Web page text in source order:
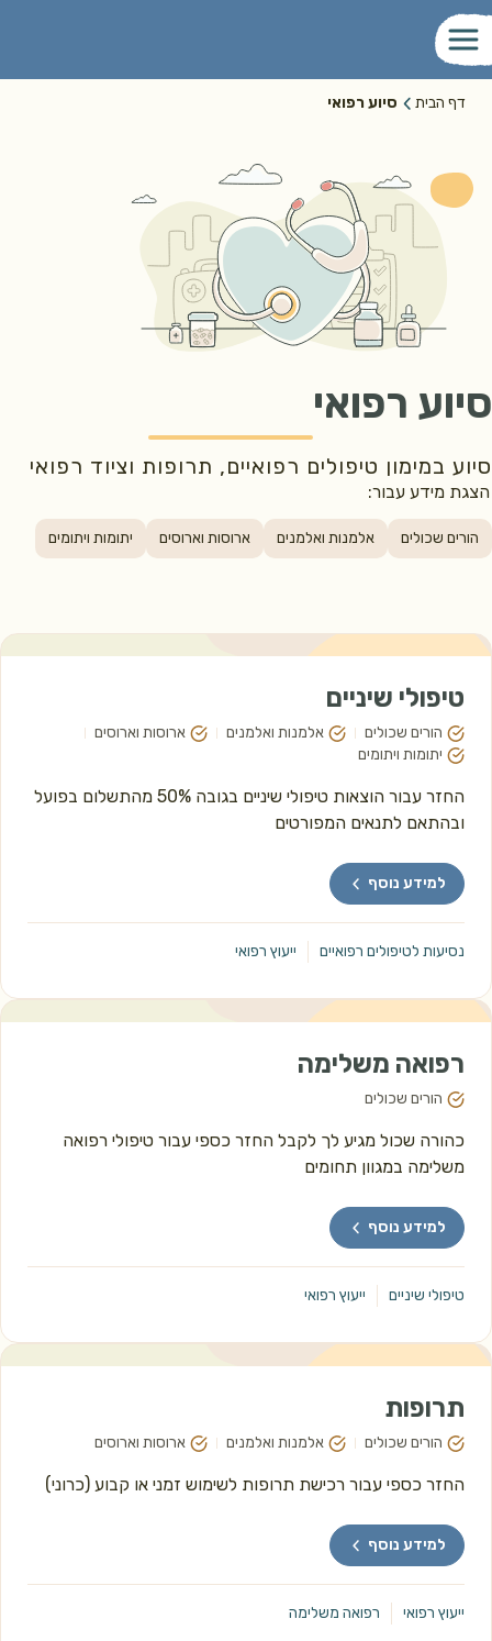
דף הבית סיוע רפואי
סיוע רפואי
סיוע במימון טיפולים רפואיים, תרופות וציוד רפואי
הצגת מידע עבור:
הורים שכולים אלמנות ואלמנים ארוסות וארוסים יתומות ויתומים
טיפולי שיניים
הורים שכולים אלמנות ואלמנים
ארוסות וארוסים
יתומות ויתומים
ובהתאם לתנאים המפורטים
למידע נוסף
נסיעות לטיפולים רפואיים ייעוץ רפואי
רפואה משלימה
הורים שכולים
משלימה במגוון תחומים
למידע נוסף
טיפולי שיניים ייעוץ רפואי
תרופות
הורים שכולים אלמנות ואלמנים ארוסות וארוסים
החזר כספי עבור רכישת תרופות לשימוש זמני או קבוע (כרוני)
למידע נוסף
ייעוץ רפואי רפואה משלימה